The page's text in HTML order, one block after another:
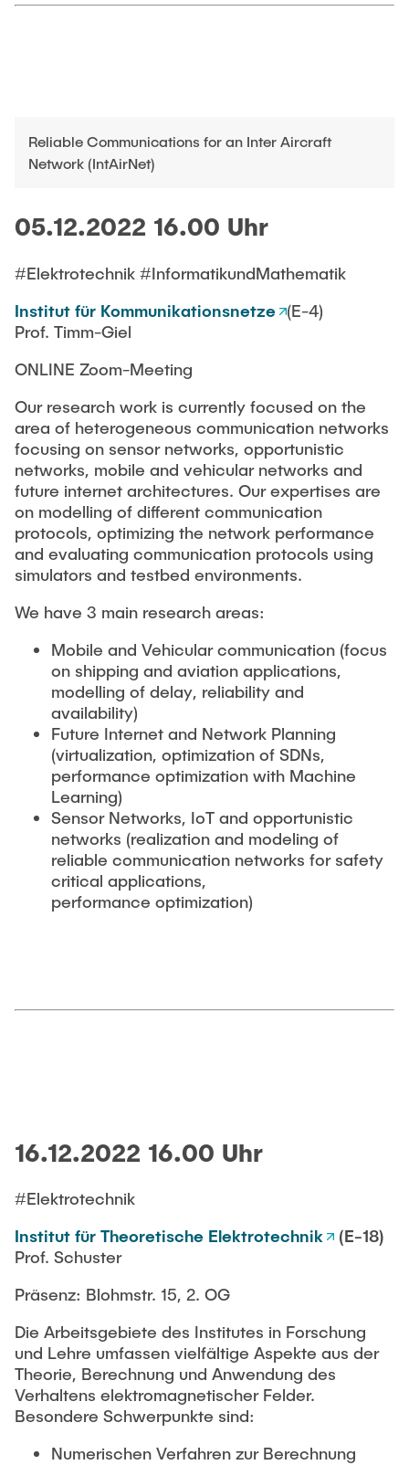
Reliable Communications for an Inter Aircraft
Network (IntAirNet)
05.12.2022 16.00 Uhr
#Elektrotechnik #InformatikundMathematik
Institut für Kommunikationsnetze (E-4)
Prof. Timm-Giel
ONLINE Zoom-Meeting
Our research work is currently focused on the
area of heterogeneous communication networks
focusing on sensor networks, opportunistic
networks, mobile and vehicular networks and
future internet architectures. Our expertises are
on modelling of different communication
protocols, optimizing the network performance
and evaluating communication protocols using
simulators and testbed environments.
We have 3 main research areas:
Mobile and Vehicular communication (focus
on shipping and aviation applications,
modelling of delay, reliability and
availability)
Future Internet and Network Planning
(virtualization, optimization of SDNs,
performance optimization with Machine
Learning)
Sensor Networks, IoT and opportunistic
networks (realization and modeling of
reliable communication networks for safety
critical applications,
performance optimization)
16.12.2022 16.00 Uhr
#Elektrotechnik
Institut für Theoretische Elektrotechnik
(E-18)
Prof. Schuster
Präsenz: Blohmstr. 15, 2. OG
Die Arbeitsgebiete des Institutes in Forschung
und Lehre umfassen vielfältige Aspekte aus der
Theorie, Berechnung und Anwendung des
Verhaltens elektromagnetischer Felder.
Besondere Schwerpunkte sind:
Numerischen Verfahren zur Berechnung